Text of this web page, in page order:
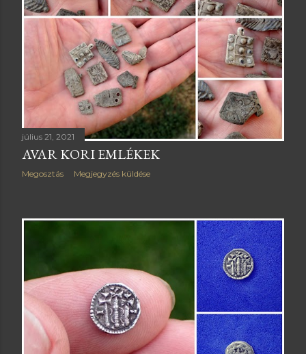
július 21, 2021
AVAR KORI EMLÉKEK
Megosztás Megjegyzés küldése